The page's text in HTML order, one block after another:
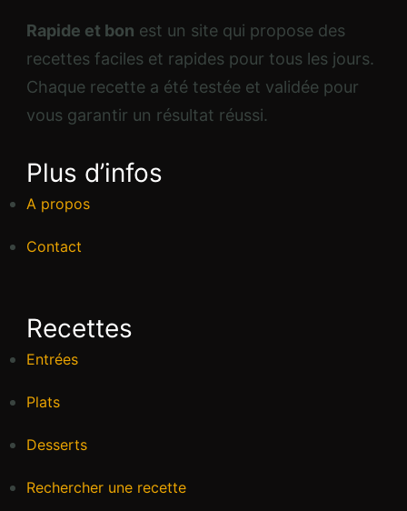
Rapide et bon est un site qui propose des
recettes faciles et rapides pour tous les jours.
Chaque recette a été testée et validée pour
vous garantir un résultat réussi.
Plus d’infos
A propos
Contact
Recettes
Entrées
Plats
Desserts
Rechercher une recette